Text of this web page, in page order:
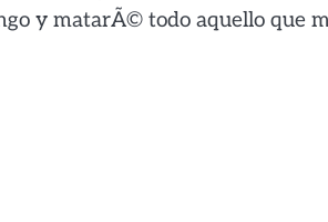
y matarÃ© todo aquello que